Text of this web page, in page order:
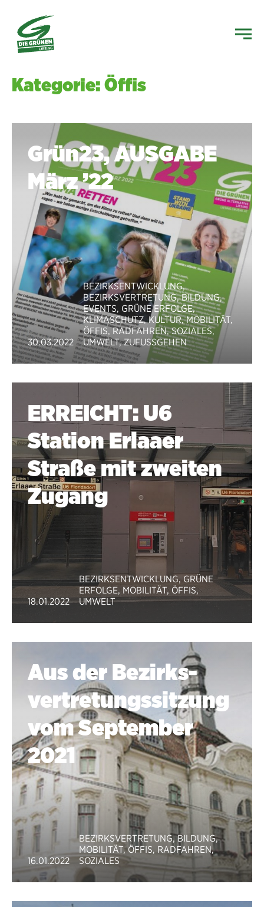
Kategorie: Öffis
Grün23, AUSGABE
März ’22
30.03.2022
BEZIRKSENTWICKLUNG,
BEZIRKSVERTRETUNG,BILDUNG,
EVENTS, GRÜNE ERFOLGE,
KLIMASCHUTZ,KULTUR,MOBILITÄT,
ÖFFIS,RADFAHREN,SOZIALES,
UMWELT,ZUFUSSGEHEN
ERREICHT: U6
Station Erlaaer
Straße mit zweiten
Zugang
18.01.2022
BEZIRKSENTWICKLUNG,GRÜNE
ERFOLGE, MOBILITÄT, ÖFFIS,
UMWELT
Aus der Bezirks­
vertretungs­sitzung
vom September
2021
16.01.2022
BEZIRKSVERTRETUNG,BILDUNG,
MOBILITÄT,ÖFFIS, RADFAHREN,
SOZIALES